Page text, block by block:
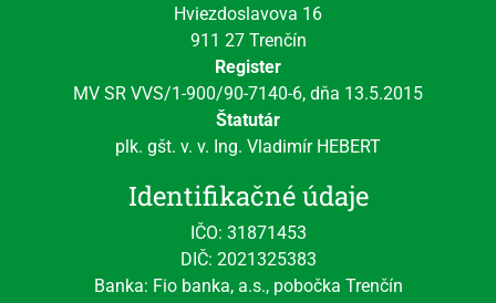
Hviezdoslavova 16
911 27 Trenčín
Register
MV SR VVS/1-900/90-7140-6, dňa 13.5.2015
Štatutár
plk. gšt. v. v. Ing. Vladimír HEBERT
Identifikačné údaje
IČO: 31871453
DIČ: 2021325383
Banka: Fio banka, a.s., pobočka Trenčín